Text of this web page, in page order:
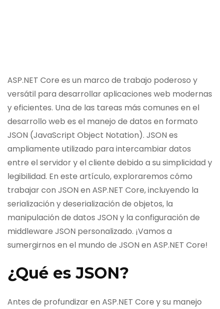
ASP.NET Core es un marco de trabajo poderoso y
versátil para desarrollar aplicaciones web modernas
y eficientes. Una de las tareas más comunes en el
desarrollo web es el manejo de datos en formato
JSON (JavaScript Object Notation). JSON es
ampliamente utilizado para intercambiar datos
entre el servidor y el cliente debido a su simplicidad y
legibilidad. En este artículo, exploraremos cómo
trabajar con JSON en ASP.NET Core, incluyendo la
serialización y deserialización de objetos, la
manipulación de datos JSON y la configuración de
middleware JSON personalizado. ¡Vamos a
sumergirnos en el mundo de JSON en ASP.NET Core!
¿Qué es JSON?
Antes de profundizar en ASP.NET Core y su manejo